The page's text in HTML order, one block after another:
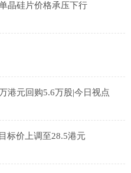
晶硅片价格承压下行
港元回购5.6万股|今日视点
标价上调至28.5港元